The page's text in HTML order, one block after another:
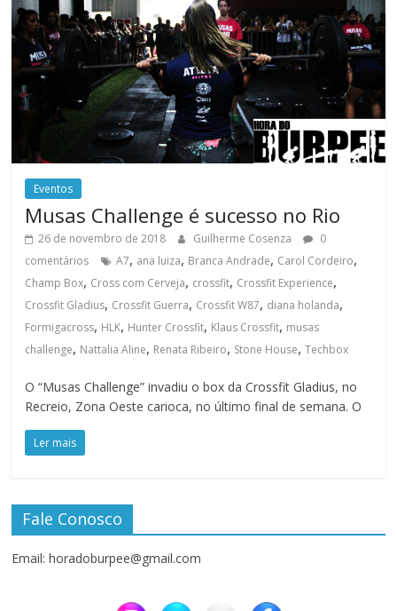
Eventos
Musas Challenge é sucesso no Rio
26 de novembro de 2018 Guilherme Cosenza
0
comentários
A7, ana luiza, Branca Andrade, Carol Cordeiro,
Champ Box, Cross com Cerveja, crossfit, Crossfit Experience,
Crossfit Gladius, Crossfit Guerra, Crossfit W87, diana holanda,
Formigacross, HLK, Hunter Crossfit, Klaus Crossfit, musas
challenge, Nattalia Aline, Renata Ribeiro, Stone House,Techbox
O “Musas Challenge” invadiu o box da Crossfit Gladius, no
Recreio, Zona Oeste carioca, no último final de semana. O
Ler mais
Fale Conosco
Email: horadoburpee@gmail.com